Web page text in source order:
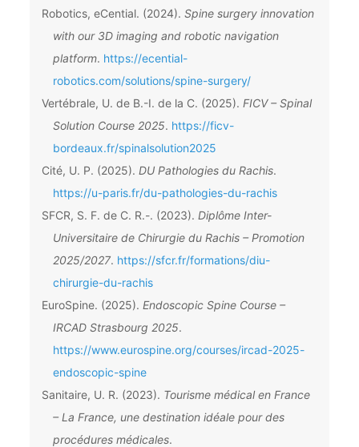
Robotics, eCential. (2024). Spine surgery innovation
with our 3D imaging and robotic navigation
platform. https://ecential-
robotics.com/solutions/spine-surgery/
Vertébrale, U. de B.-I. de la C. (2025). FICV – Spinal
Solution Course 2025. https://ficv-
bordeaux.fr/spinalsolution2025
Cité, U. P. (2025). DU Pathologies du Rachis.
https://u-paris.fr/du-pathologies-du-rachis
SFCR, S. F. de C. R.-. (2023). Diplôme Inter-
Universitaire de Chirurgie du Rachis – Promotion
2025/2027. https://sfcr.fr/formations/diu-
chirurgie-du-rachis
EuroSpine. (2025). Endoscopic Spine Course –
IRCAD Strasbourg 2025.
https://www.eurospine.org/courses/ircad-2025-
endoscopic-spine
Sanitaire, U. R. (2023). Tourisme médical en France
– La France, une destination idéale pour des
procédures médicales.